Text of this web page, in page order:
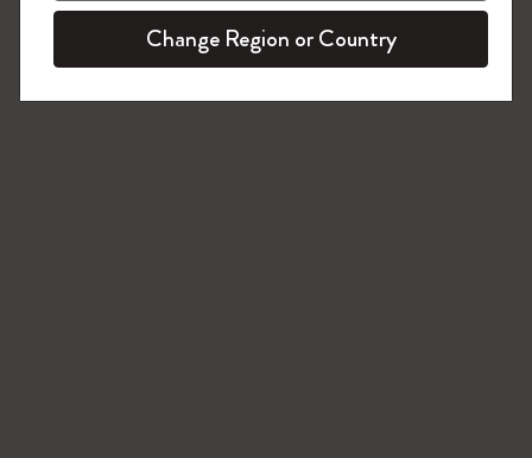
845 プロダクツ
今すぐ会員登録 !
Change Region or Country